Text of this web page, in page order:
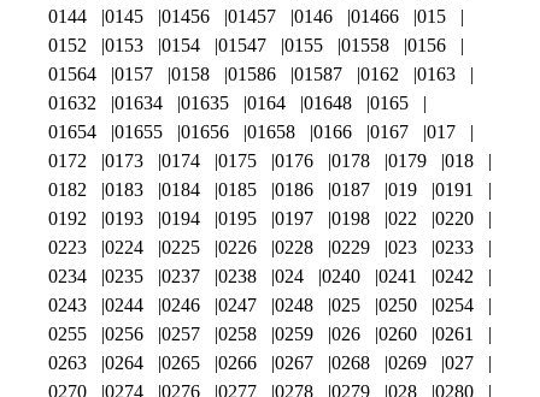
0144
0145 01456 01457 0146 01466
015
0152
0153 0154 01547 0155 01558
0156
01564
0157 0158 01586 01587 0162
0163
01632
01634 01635 0164 01648
0165
01654
01655 01656 01658 0166 0167
017
0172
0173 0174 0175 0176 0178 0179
018
0182
0183 0184 0185 0186 0187 019
0191
0192
0193 0194 0195 0197 0198 022
0220
0223
0224 0225 0226 0228 0229 023
0233
0234
0235 0237 0238 024 0240 0241
0242
0243
0244 0246 0247 0248 025 0250
0254
0255
0256 0257 0258 0259 026 0260
0261
0263
0264 0265 0266 0267 0268 0269
027
0270
0274 0276 0277 0278 0279 028 0280